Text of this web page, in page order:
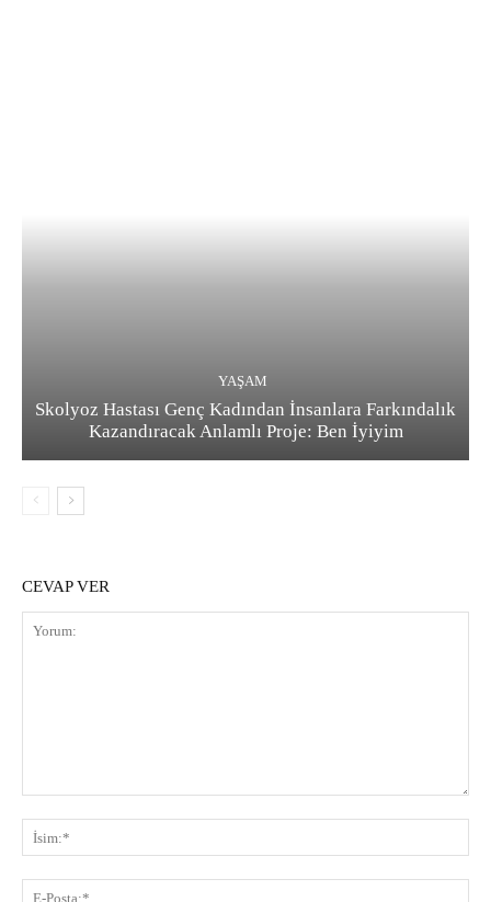
YAŞAM
Skolyoz Hastası Genç Kadından İnsanlara Farkındalık
Kazandıracak Anlamlı Proje: Ben İyiyim
CEVAP VER